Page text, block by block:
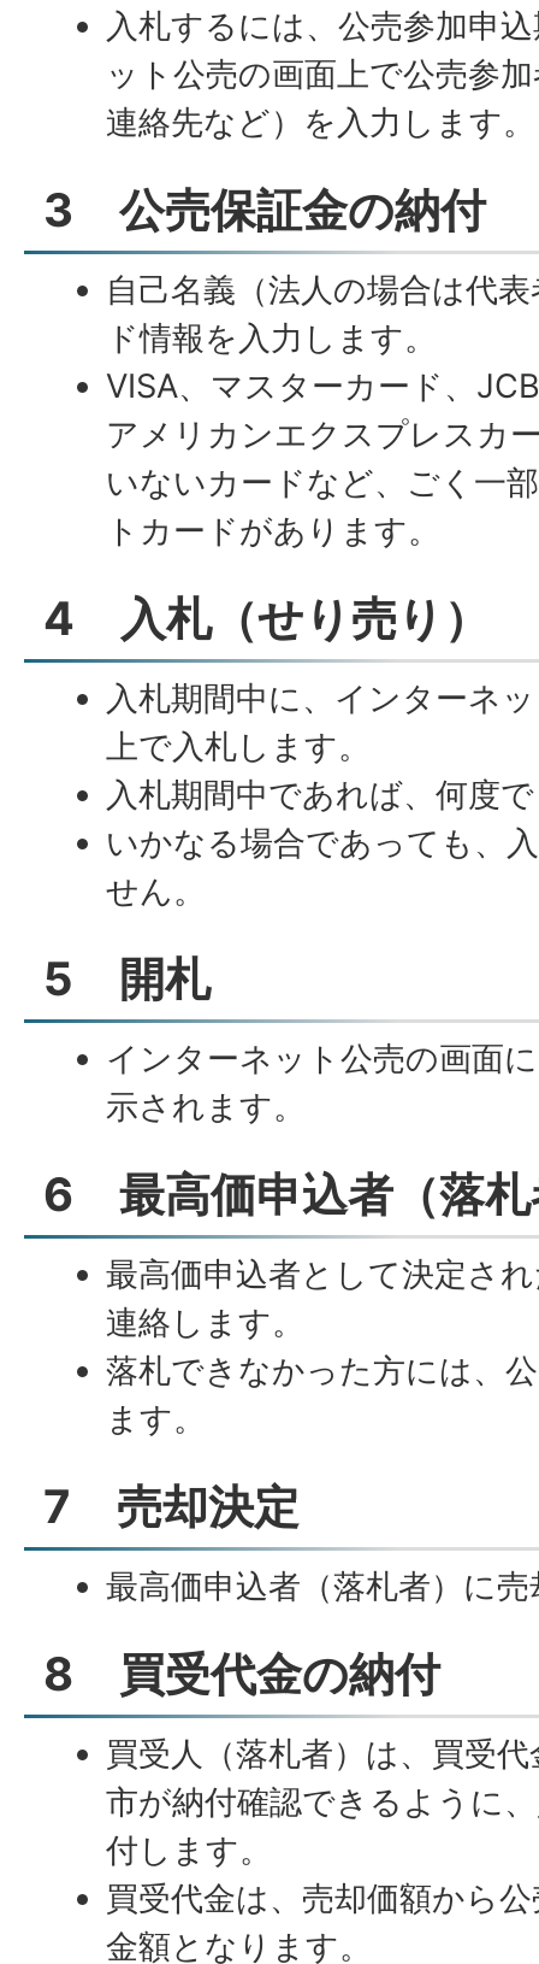
入札するには、公売参加申
ット公売の画面上で公売参
連絡先など）を入力します。
3 公売保証金の納付
自己名義（法人の場合は代
ド情報を入力します。
VISA、マスターカード、
アメリカンエクスプレスカ
いないカードなど、ごく一
トカードがあります。
4 入札（せり売り）
入札期間中に、インターネ
上で入札します。
入札期間中であれば、何度
いかなる場合であっても、
せん。
5 開札
インターネット公売の画面
示されます。
6 最高価申込者（落札
最高価申込者として決定さ
連絡します。
落札できなかった方には、
ます。
7 売却決定
最高価申込者（落札者）に
8 買受代金の納付
買受人（落札者）は、買受
市が納付確認できるように
付します。
買受代金は、売却価額から
金額となります。